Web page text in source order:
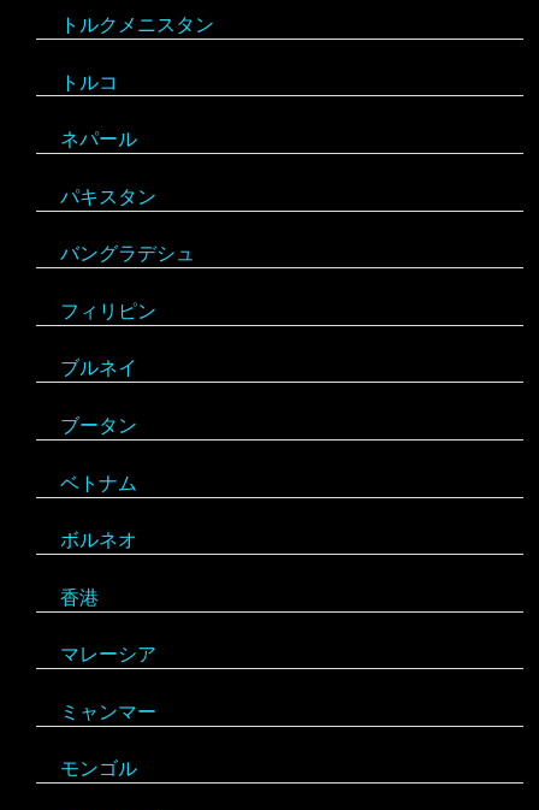
トルクメニスタン
トルコ
ネパール
パキスタン
バングラデシュ
フィリピン
ブルネイ
ブータン
ベトナム
ボルネオ
香港
マレーシア
ミャンマー
モンゴル
アメリカ合衆国
アラスカ
フランス
ブルガリア
ベラルーシ
ベルギー
ポーランド
ボスニア・ヘルツェゴビナ
ポルトガル
マルタ
モナコ
モンテネグロ
ラトビア
リトアニア
リヒテンシュタイン
ルーマニア
アラブ首長国連邦
イエメン
イスラエル
イラン
オマーン
クウェート
サウジアラビア
シリア
グレナダ
コスタリカ
コロンビア
ジャマイカ
セントビンセント及びグレナディーン諸島
チリ
ドミニカ共和国
トリニダード・トバゴ
ニカラグア
ハイチ
バハマ
パラグアイ
バルバドス
ブラジル
エジプト
エチオピア
エリトリア
カメルーン
ケニア
コンゴ
ザンビア
ジンバブエ
スーダン
セーシェル
タンザニア
チュニジア
ボツワナ
マダガスカル
オーストラリア
キリバス
サモア